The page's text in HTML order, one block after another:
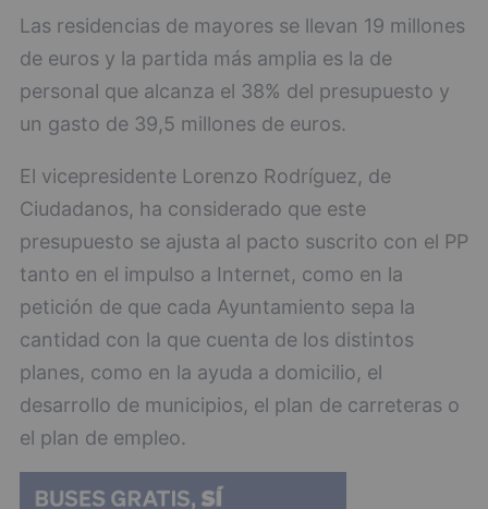
Las residencias de mayores se llevan 19 millones
de euros y la partida más amplia es la de
personal que alcanza el 38% del presupuesto y
un gasto de 39,5 millones de euros.
El vicepresidente Lorenzo Rodríguez, de
Ciudadanos, ha considerado que este
presupuesto se ajusta al pacto suscrito con el PP
tanto en el impulso a Internet, como en la
petición de que cada Ayuntamiento sepa la
cantidad con la que cuenta de los distintos
planes, como en la ayuda a domicilio, el
desarrollo de municipios, el plan de carreteras o
el plan de empleo.